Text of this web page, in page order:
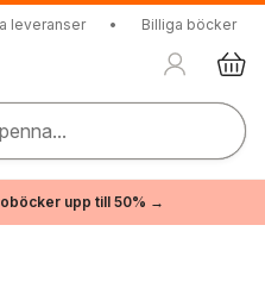
leveranser • Billiga böcker
upp till 50% →